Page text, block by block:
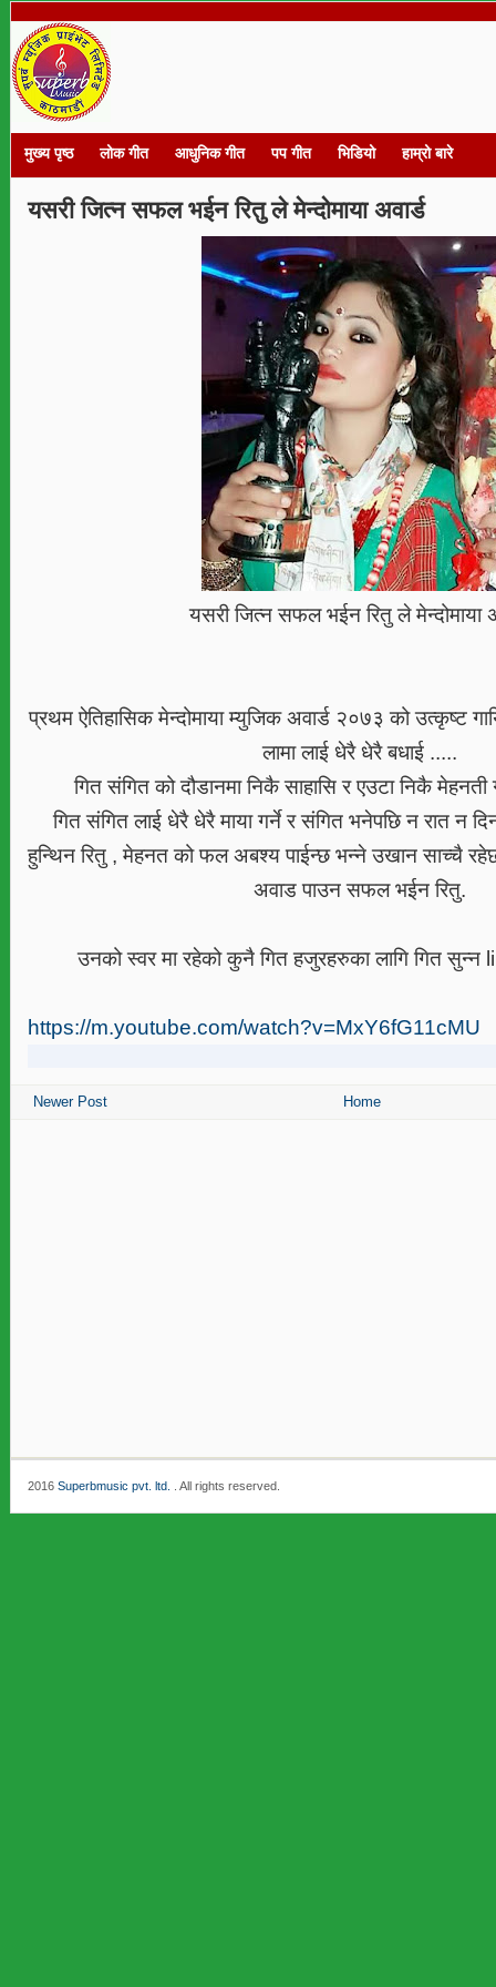
मुख्य पृष्ठ लोक गीत आधुनिक गीत पप गीत भिडियो हाम्रो बारे
यसरी जित्न सफल भईन रितु ले मेन्दोमाया अवार्ड
यसरी जित्न सफल भईन रितु ले मेन्दोमाया
प्रथम ऐतिहासिक मेन्दोमाया म्युजिक अवार्ड २०७३ को उत्कृष्ट
लामा लाई धेरै धेरै बधाई .....
गित संगित को दौडानमा निकै साहासि र एउटा निकै
गित संगित लाई धेरै धेरै माया गर्ने र संगित भनेपछि न रात न
हुन्थिन रितु , मेहनत को फल अबश्य पाईन्छ भन्ने उखान साच्चै
अवाड पाउन सफल भईन रितु.
उनको स्वर मा रहेको कुनै गित हजुरहरुका लागि गित सुन्न
https://m.youtube.com/watch?v=MxY6fG11cMU
Newer Post Home
2016 Superbmusic pvt. ltd. . All rights reserved.